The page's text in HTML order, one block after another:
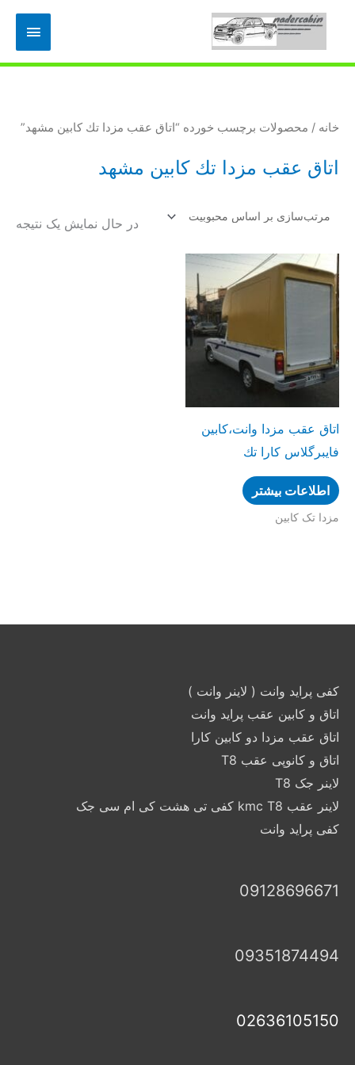
اصلی
خانه / محصولات برچسب خورده “اتاق عقب مزدا تك كابين مشهد”
اتاق عقب مزدا تك كابين مشهد
در حال نمایش یک نتیجه
اتاق عقب مزدا وانت،کابین
فایبرگلاس کارا تك
اطلاعات بیشتر
مزدا تک کابین
کفی پراید وانت ( لاینر وانت )
اتاق و کابین عقب پراید وانت
اتاق عقب مزدا دو کابین کارا
اتاق و کانوپی عقب T8
لاینر جک T8
لاینر عقب kmc T8 کفی تی هشت کی ام سی جک
کفی پراید وانت
09128696671
09351874494
02636105150